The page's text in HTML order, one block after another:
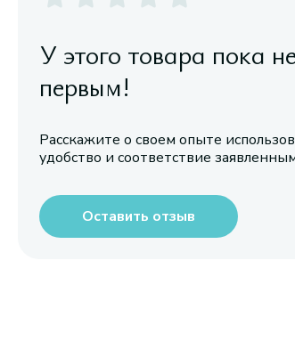
У этого товара пока
первым!
Расскажите о своем опыте
удобство и соответствие
Оставить отзыв